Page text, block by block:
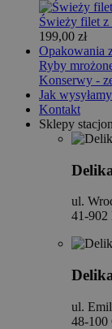
Świeży filet z
199,00 zł
Opakowania
Ryby
Konserwy -
Jak
Kontakt
Sklepy
ul.
41-902
ul.
48-100